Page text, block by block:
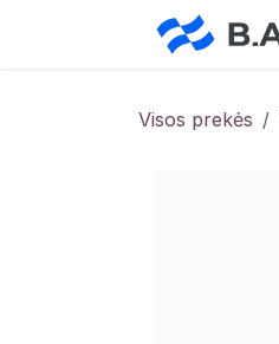
Visos prekės